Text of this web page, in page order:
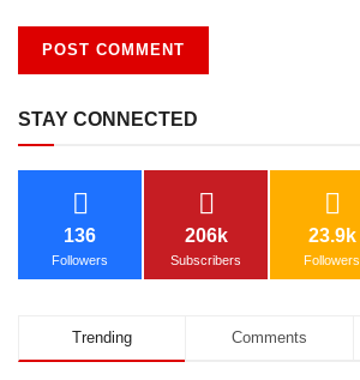
STAY CONNECTED
136
Followers
206k
Subscribers
23.9k
Followers
Trending Comments